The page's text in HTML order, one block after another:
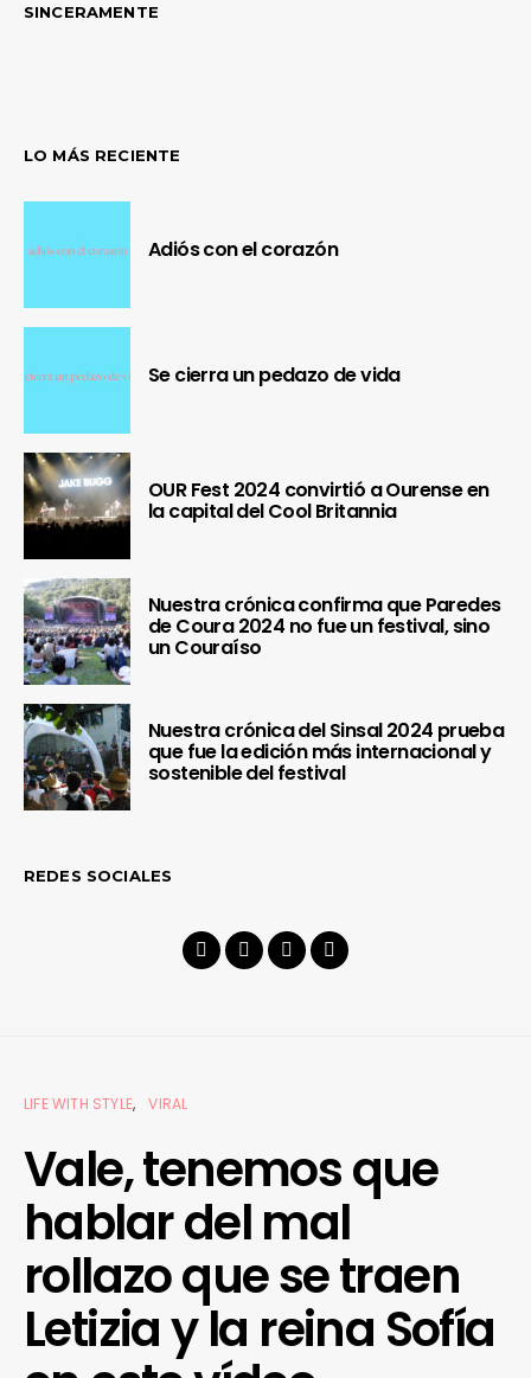
SINCERAMENTE
LO MÁS RECIENTE
Adiós con el corazón
Se cierra un pedazo de vida
OUR Fest 2024 convirtió a Ourense en
la capital del Cool Britannia
Nuestra crónica confirma que Paredes
de Coura 2024 no fue un festival, sino
un Couraíso
Nuestra crónica del Sinsal 2024 prueba
que fue la edición más internacional y
sostenible del festival
REDES SOCIALES
LIFE WITH STYLE VIRAL
Vale, tenemos que
hablar del mal
rollazo que se traen
Letizia y la reina Sofía